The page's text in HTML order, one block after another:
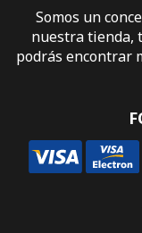
Somos un
nuestra tienda,
podrás encontrar